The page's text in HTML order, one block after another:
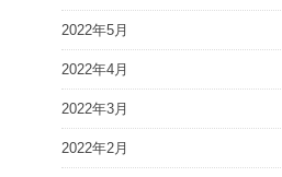
2022年5月
2022年4月
2022年3月
2022年2月